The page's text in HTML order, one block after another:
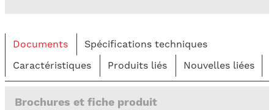
Documents
Spécifications techniques
Caractéristiques
Produits liés Nouvelles liées
Brochures et fiche produit